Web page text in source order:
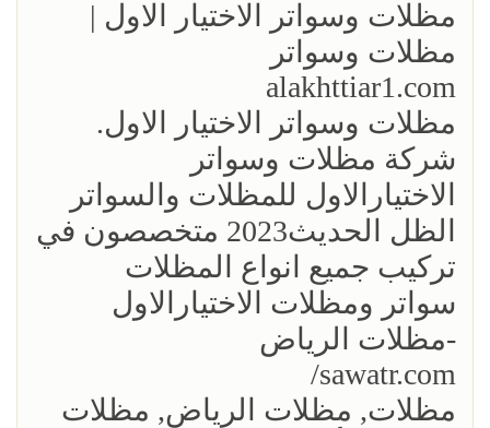
مظلات وسواتر الاختيار الاول |
مظلات وسواتر
alakhttiar1.com
مظلات وسواتر الاختيار الاول.
شركة مظلات وسواتر
الاختيارالاول للمظلات والسواتر
الظل الحديث2023 متخصصون في
تركيب جميع انواع المظلات
سواتر ومظلات الاختيارالاول
-مظلات الرياض
sawatr.com/
مظلات, مظلات الرياض, مظلات